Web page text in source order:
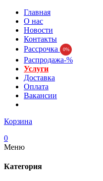
Главная
О нас
Новости
Контакты
Рассрочка
0%
Распродажа-%
Услуги
Доставка
Оплата
Вакансии
Корзина
0
Меню
Категория